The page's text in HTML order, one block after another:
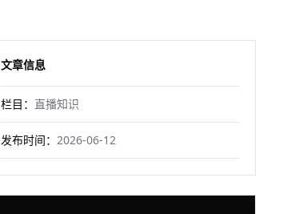
文章信息
栏目： 直播知识
发布时间： 2026-06-12